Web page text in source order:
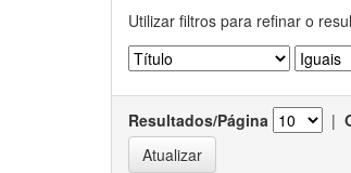
Utilizar filtros para refinar o
Resultados/Página |